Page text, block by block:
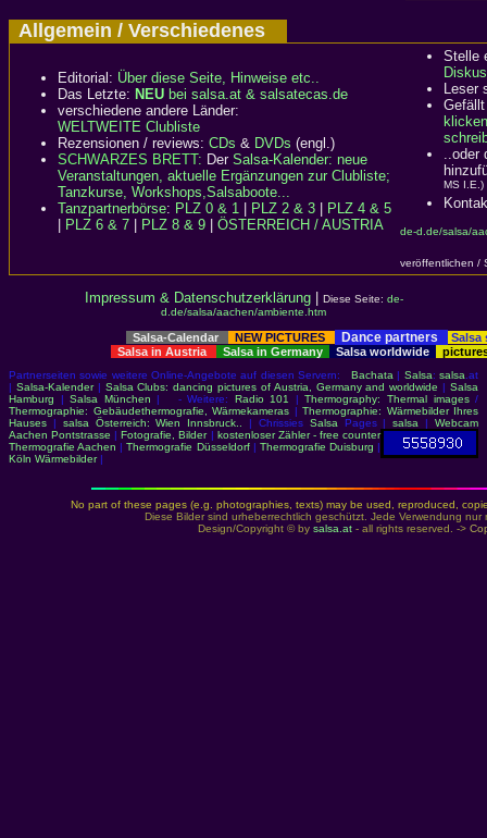
Allgemein / Verschiedenes
Editorial: Über diese Seite, Hinweise etc..
Das Letzte: NEU bei salsa.at & salsatecas.de
verschiedene andere Länder:
WELTWEITE Clubliste
Rezensionen / reviews: CDs & DVDs (engl.)
SCHWARZES BRETT: Der Salsa-Kalender: neue
Veranstaltungen, aktuelle Ergänzungen zur Clubliste;
Tanzkurse, Workshops,Salsaboote...
Tanzpartnerbörse: PLZ 0 & 1 PLZ 2 & 3
PLZ 4 & 5
PLZ 6 & 7 PLZ 8 & 9 ÖSTERREICH / AUSTRIA
Stelle
Leser
klicken
..oder
MS I.E.)
de-d.de/salsa/
veröffentlichen /
Impressum & Datenschutzerklärung| Diese Seite: de-
d.de/salsa/aachen/ambiente.htm
Salsa-Calendar NEW PICTURES Dance partners
Salsa
Salsa in Austria
Salsa in Germany Salsa worldwide
Partnerseiten sowie weitere Online-Angebote auf diesen Servern: Bachata | Salsa:salsa .at
| Salsa-Kalender| Salsa Clubs: dancing pictures of Austria, Germany and worldwide |Salsa
Hamburg |Salsa München | - Weitere: Radio 101 |Thermography: Thermal images/
Thermographie: Gebäudethermografie, Wärmekameras | Thermographie: Wärmebilder Ihres
Hauses | salsa Österreich: Wien Innsbruck.. | Chrissies Salsa Pages |salsa |Webcam
Aachen Pontstrasse |Fotografie, Bilder| kostenloser Zähler - free counter
Thermografie Aachen |Thermografie Düsseldorf| Thermografie Duisburg |
Köln Wärmebilder|
No part of these pages (e.g. photographies, texts) may be used, reproduced,
Diese Bilder sind urheberrechtlich geschützt. Jede Verwendung
Design/Copyright © by salsa.at - all rights reserved. ->